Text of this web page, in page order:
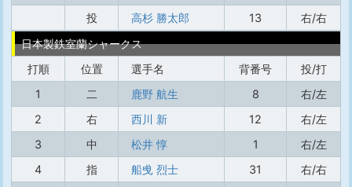
投
高杉 勝太郎 13
右/右
日本製鉄室蘭シャークス
打順
位置 選手名 背番号
投/打
1
二 鹿野 航生 8
右/左
2
右 西川 新 12
右/左
3
中 松井 惇 1
右/左
4
指 船曵 烈士 31
右/右